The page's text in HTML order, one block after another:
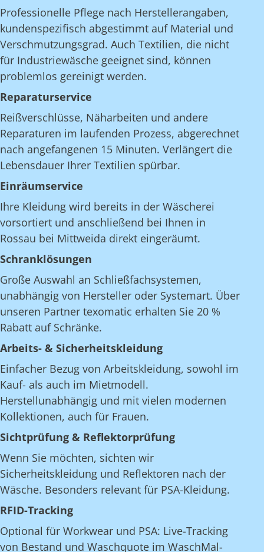
Professionelle Pflege nach Herstellerangaben,
kundenspezifisch abgestimmt auf Material und
Verschmutzungsgrad. Auch Textilien, die nicht
für Industriewäsche geeignet sind, können
problemlos gereinigt werden.
Reparaturservice
Reißverschlüsse, Näharbeiten und andere
Reparaturen im laufenden Prozess, abgerechnet
nach angefangenen 15 Minuten. Verlängert die
Lebensdauer Ihrer Textilien spürbar.
Einräumservice
Ihre Kleidung wird bereits in der Wäscherei
vorsortiert und anschließend bei Ihnen in
Rossau bei Mittweida direkt eingeräumt.
Schranklösungen
Große Auswahl an Schließfachsystemen,
unabhängig von Hersteller oder Systemart. Über
unseren Partner texomatic erhalten Sie 20 %
Rabatt auf Schränke.
Arbeits- & Sicherheitskleidung
Einfacher Bezug von Arbeitskleidung, sowohl im
Kauf- als auch im Mietmodell.
Herstellunabhängig und mit vielen modernen
Kollektionen, auch für Frauen.
Sichtprüfung & Reflektorprüfung
Wenn Sie möchten, sichten wir
Sicherheitskleidung und Reflektoren nach der
Wäsche. Besonders relevant für PSA-Kleidung.
RFID-Tracking
Optional für Workwear und PSA: Live-Tracking
von Bestand und Waschquote im WaschMal-